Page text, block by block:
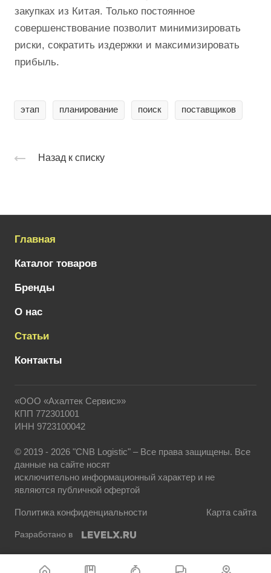
закупках из Китая. Только постоянное
совершенствование позволит минимизировать
риски, сократить издержки и максимизировать
прибыль.
этап планирование поиск поставщиков
Назад к списку
Главная
Каталог товаров
Бренды
О нас
Статьи
Контакты
«ООО «Ахалтек Сервис»»
КПП 772301001
ИНН 9723100042
© 2019 - 2026 "CNB Logistic" – Все права защищены. Все
данные на сайте носят
исключительно информационный характер и не
являются публичной офертой
Политика конфиденциальности Карта сайта
Разработано в